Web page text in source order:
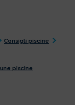
Consigli piscine
piscine